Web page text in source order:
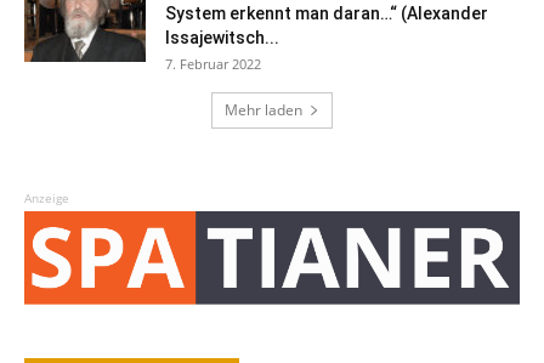
System erkennt man daran…“ (Alexander
Issajewitsch...
7. Februar 2022
Mehr laden
Anzeige